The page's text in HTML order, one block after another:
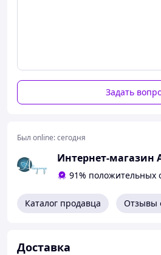
или 50 мл ПО СУПЕР ЦЕНЕ
Оригинал 100% Страна
Задать
Был online:сегодня
Интернет-магазин
91% положительных
Каталог продавца Отзывы
Доставка